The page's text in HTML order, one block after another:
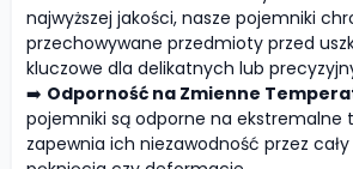
najwyższej jakości, nasze pojemniki
przechowywane przedmioty przed
kluczowe dla delikatnych lub
➡️ Odporność na Zmienne
pojemniki są odporne na ekstremalne
zapewnia ich niezawodność przez